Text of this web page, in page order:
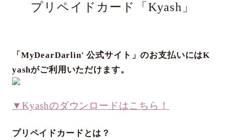
プリペイドカード「Kyash」
「MyDearDarlin' 公式サイト」のお支払いにはK
yashがご利用いただけます。
▼Kyashのダウンロードはこちら！
プリペイドカードとは？